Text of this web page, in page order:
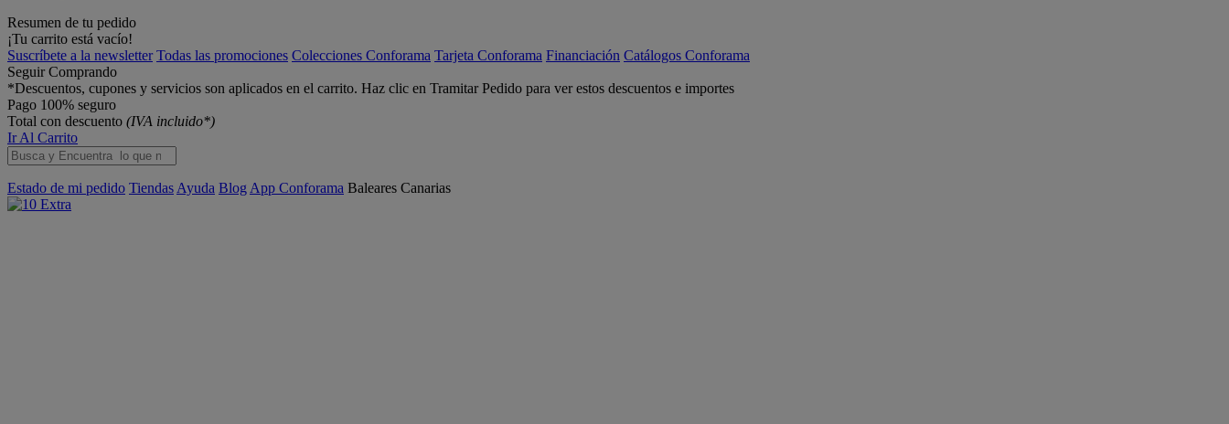
Resumen de tu pedido
¡Tu carrito está vacío!
Suscríbete a la newsletter Todas las promociones Colecciones Conforama Tarjeta Conforama Financiación Catálogos Conforama
Seguir Comprando
*Descuentos, cupones y servicios son aplicados en el carrito. Haz clic en Tramitar Pedido para ver estos descuentos e importes
Pago 100% seguro
Total con descuento (IVA incluido*)
Ir Al Carrito
Estado de mi pedido Tiendas Ayuda Blog App Conforama Baleares Canarias